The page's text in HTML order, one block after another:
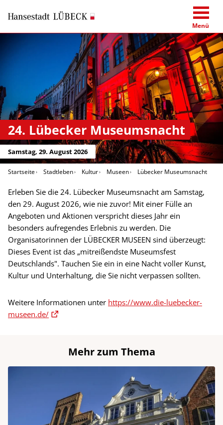
Menü
24. Lübecker Museumsnacht
Samstag, 29. August 2026
Startseite Stadtleben Kultur Museen Lübecker Museumsnacht
Erleben Sie die 24. Lübecker Museumsnacht am Samstag,
den 29. August 2026, wie nie zuvor! Mit einer Fülle an
Angeboten und Aktionen verspricht dieses Jahr ein
besonders aufregendes Erlebnis zu werden. Die
Organisatorinnen der LÜBECKER MUSEEN sind überzeugt:
Dieses Event ist das „mitreißendste Museumsfest
Deutschlands". Tauchen Sie ein in eine Nacht voller Kunst,
Kultur und Unterhaltung, die Sie nicht verpassen sollten.
Weitere Informationen unter https://www.die-luebecker-
museen.de/
Mehr zum Thema